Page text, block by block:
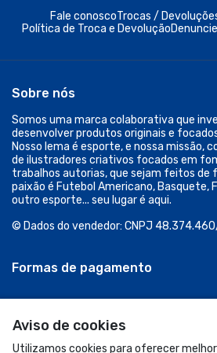
Aviso de cookies
Utilizamos cookies para oferecer
Fale conoscoTrocas /
Política de Troca e Devolução
Sobre nós
Somos uma marca colaborativa que
desenvolver produtos originais e
Nosso lema é esporte, e nossa missão,
de ilustradores criativos focados em
trabalhos autorias, que sejam feitos de
paixão é Futebol Americano, Basquete,
outro esporte... seu lugar é aqui.
© Dados do vendedor: CNPJ
Formas de pagamento